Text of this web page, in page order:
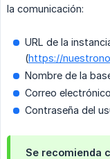
la comunicación:
URL de la
(https://
Nombre de la
Correo
Contraseña del
Se recomienda